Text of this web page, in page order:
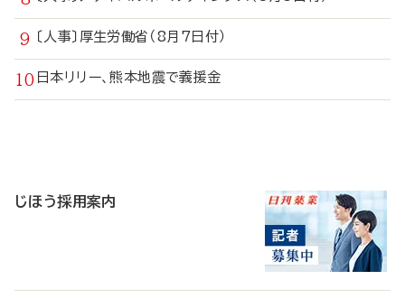
〔人事〕厚生労働省（8月7日付）
日本リリー、熊本地震で義援金
じほう採用案内